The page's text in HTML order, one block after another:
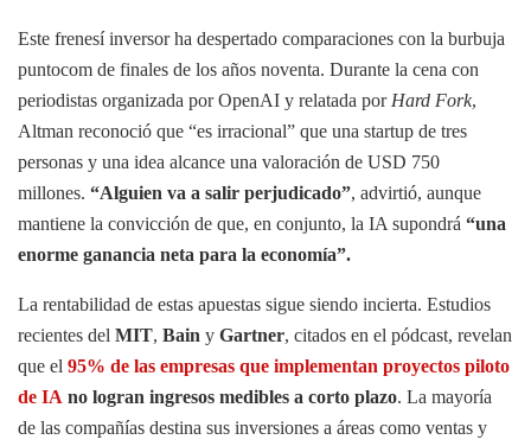
Este frenesí inversor ha despertado comparaciones con la burbuja
puntocom de finales de los años noventa. Durante la cena con
periodistas organizada por OpenAI y relatada por Hard Fork,
Altman reconoció que “es irracional” que una startup de tres
personas y una idea alcance una valoración de USD 750
millones. “Alguien va a salir perjudicado”, advirtió, aunque
mantiene la convicción de que, en conjunto, la IA supondrá “una
enorme ganancia neta para la economía”.
La rentabilidad de estas apuestas sigue siendo incierta. Estudios
recientes del MIT, Bain y Gartner, citados en el pódcast, revelan
que el 95% de las empresas que implementan proyectos piloto
de IA no logran ingresos medibles a corto plazo. La mayoría
de las compañías destina sus inversiones a áreas como ventas y